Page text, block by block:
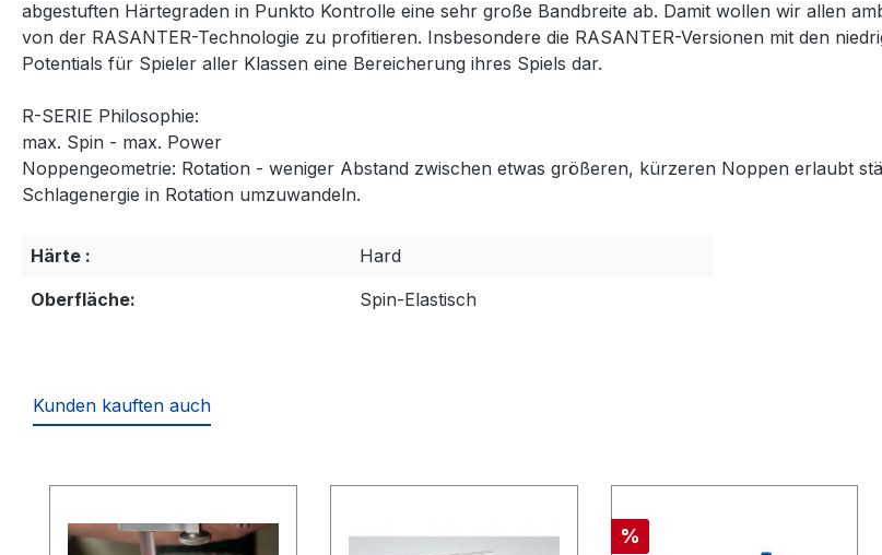
abgestuften Härtegraden in Punkto Kontrolle eine sehr große Bandbreite ab. Damit wollen wir allen
von der RASANTER-Technologie zu profitieren. Insbesondere die RASANTER-Versionen mit den
Potentials für Spieler aller Klassen eine Bereicherung ihres Spiels dar.
R-SERIE Philosophie:
max. Spin - max. Power
Noppengeometrie: Rotation - weniger Abstand zwischen etwas größeren, kürzeren Noppen erlaubt
Schlagenergie in Rotation umzuwandeln.
Härte :
Hard
Oberfläche:
Spin-Elastisch
Kunden kauften auch
Rabatt
%